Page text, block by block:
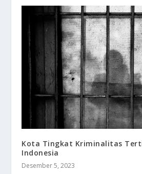
Kota Tingkat Kriminalitas
Indonesia
Desember 5, 2023